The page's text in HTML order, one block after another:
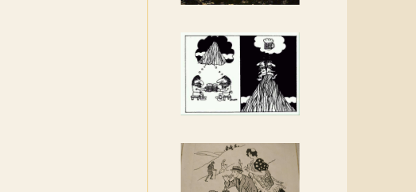
Els Centpeus estem
recuperació del refugi i de
l'entorn de Sant Aniol